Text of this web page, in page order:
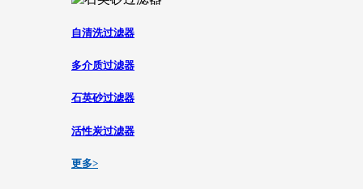
自清洗过滤器
多介质过滤器
石英砂过滤器
活性炭过滤器
更多>